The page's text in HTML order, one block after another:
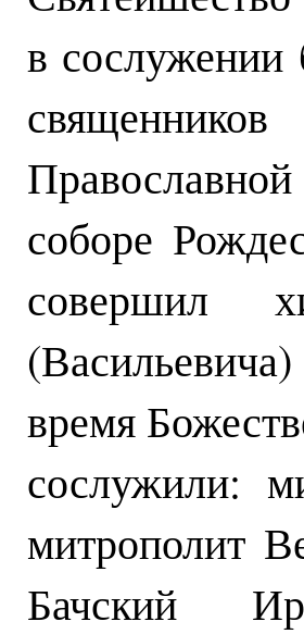
в сослужении
соборе
совершил
время
сослужили:
митрополит
Бачский